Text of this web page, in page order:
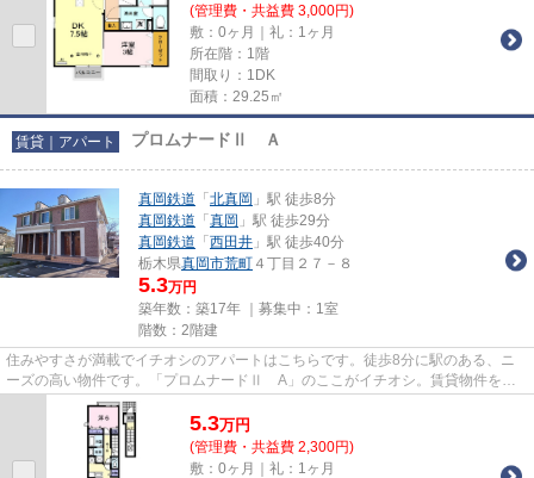
(管理費・共益費 3,000円)
敷：0ヶ月｜礼：1ヶ月
所在階：1階
間取り：1DK
面積：29.25㎡
賃貸｜アパート プロムナードⅡ Ａ
真岡鉄道 「 北真岡 」駅 徒歩8分
真岡鉄道 「 真岡 」駅 徒歩29分
真岡鉄道 「 西田井 」駅 徒歩40分
栃木県真岡市荒町 ４丁目２７－８
5.3万円
築年数：築17年 ｜募集中： 1室
階数：2階建
住みやすさが満載でイチオシのアパートはこちらです。徒歩8分に駅のある、ニ
ーズの高い物件です。「プロムナードⅡ A」のここがイチオシ。賃貸物件をお
探しなら、当社にお任せください...
5.3万円
(管理費・共益費 2,300円)
敷：0ヶ月｜礼：1ヶ月